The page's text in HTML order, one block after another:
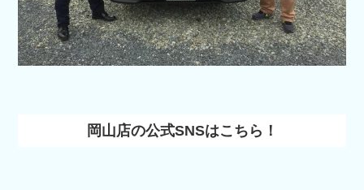
岡山店の公式SNSはこちら！